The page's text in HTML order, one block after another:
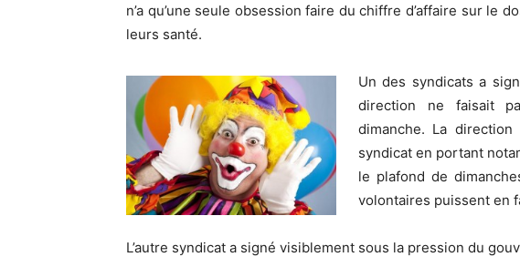
n’a qu’une seule obsession faire du chiffre d’affaire sur le
leurs santé.
Un des syndicats a
direction ne faisait
dimanche. La
syndicat en portant
le plafond de
volontaires puissent
L’autre syndicat a signé visiblement sous la pression du